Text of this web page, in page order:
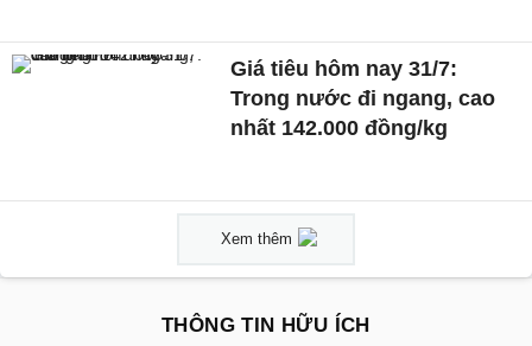
Giá tiêu hôm nay 31/7:
Trong nước đi ngang, cao
nhất 142.000 đồng/kg
Xem thêm
THÔNG TIN HỮU ÍCH